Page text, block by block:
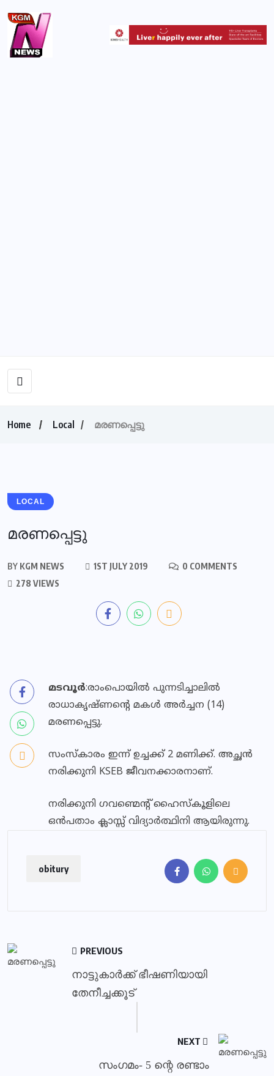
Home Local മരണപ്പെട്ടു
LOCAL
മരണപ്പെട്ടു
BY KGM NEWS 1ST JULY 2019
0 COMMENTS
278 VIEWS
മടവൂർ:രാംപൊയിൽ പുന്നടിച്ചാലിൽ
രാധാകൃഷ്ണന്റെ മകൾ അർച്ചന (14)
മരണപ്പെട്ടു.
സംസ്കാരം ഇന്ന് ഉച്ചക്ക് 2 മണിക്ക്. അച്ഛൻ
നരിക്കുനി KSEB ജീവനക്കാരനാണ്.
നരിക്കുനി ഗവണ്മെന്റ് ഹൈസ്കൂളിലെ
ഒൻപതാം ക്ലാസ്സ്‌ വിദ്യാർത്ഥിനി ആയിരുന്നു.
obitury
PREVIOUS
നാട്ടുകാര്‍ക്ക് ഭീഷണിയായി
തേനീച്ചക്കൂട്
NEXT
സംഗമം- 5 ന്റെ രണ്ടാം